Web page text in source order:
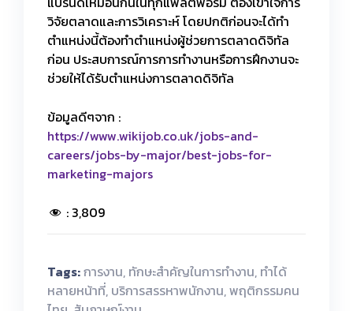
วิจัยตลาดและการวิเคราะห์ โดยปกติก่อนจะได้ทำ
ตำแหน่งนี้ต้องทำตำแหน่งผู้ช่วยการตลาดดิจิทัล
ก่อน ประสบการณ์การการทำงานหรือการฝึกงานจะ
ช่วยให้ได้รับตำแหน่งการตลาดดิจิทัล
ข้อมูลดีๆจาก :
https://www.wikijob.co.uk/jobs-and-
careers/jobs-by-major/best-jobs-for-
marketing-majors
: 3,809
Tags:การงาน, ทักษะสำคัญในการทำงาน, ทำได้
หลายหน้าที่, บริการสรรหาพนักงาน,พฤติกรรมคน